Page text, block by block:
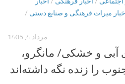
میراث فرهنگی و صنایع دستی /
مرداد 4, 1405
آبی و خشکی/ مانگرو،
را زنده نگه داشته‌اند